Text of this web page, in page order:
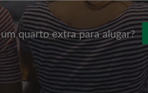
quarto extra para alugar?
do tempo sem
Aluguel
Nome